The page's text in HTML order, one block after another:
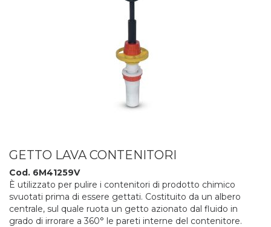
GETTO LAVA CONTENITORI
Cod. 6M41259V
È utilizzato per pulire i contenitori di prodotto chimico
svuotati prima di essere gettati. Costituito da un albero
centrale, sul quale ruota un getto azionato dal fluido in
grado di irrorare a 360° le pareti interne del contenitore.